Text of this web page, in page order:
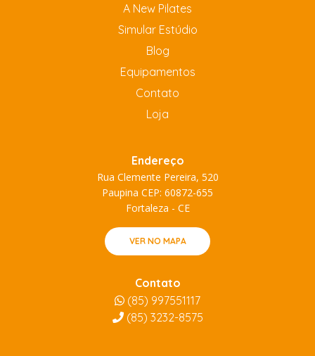
A New Pilates
Simular Estúdio
Blog
Equipamentos
Contato
Loja
Endereço
Rua Clemente Pereira, 520
Paupina CEP: 60872-655
Fortaleza - CE
VER NO MAPA
Contato
(85) 997551117
(85) 3232-8575